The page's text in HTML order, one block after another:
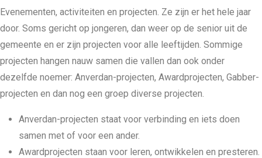
Evenementen, activiteiten en projecten. Ze zijn er het hele jaar
door. Soms gericht op jongeren, dan weer op de senior uit de
gemeente en er zijn projecten voor alle leeftijden. Sommige
projecten hangen nauw samen die vallen dan ook onder
dezelfde noemer: Anverdan-projecten, Awardprojecten, Gabber-
projecten en dan nog een groep diverse projecten.
Anverdan-projecten staat voor verbinding en iets doen
samen met of voor een ander.
Awardprojecten staan voor leren, ontwikkelen en presteren.